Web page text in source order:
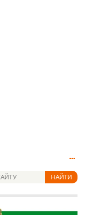
НАЙТИ